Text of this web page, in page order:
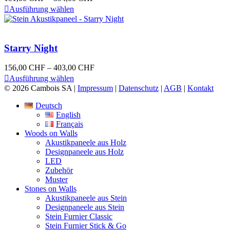
Optionen
können
auf
bis
394,00 CHF
Ausführung wählen
Produkt
weist
Optionen
können
auf
gewählt
werden
Starry Night
156,00 CHF – 403,00 CHFPreisspanne:
bis
403,00 CHF
Ausführung wählen
Produkt
weist
Varianten
auf.
Die
Optionen
können
gewählt
werden
© 2026 Cambois SA | Impressum | Datenschutz | AGB | Kontakt
Deutsch
English
Français
Woods on Walls
Akustikpaneele aus Holz
Designpaneele aus Holz
LED
Zubehör
Muster
Stones on Walls
Akustikpaneele aus Stein
Designpaneele aus Stein
Stein Furnier Classic
Stein Furnier Stick & Go